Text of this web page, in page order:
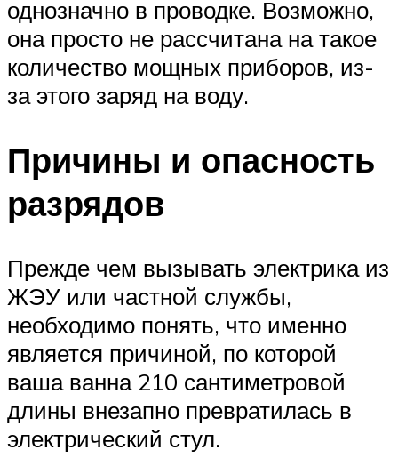
однозначно в проводке. Возможно,
она просто не рассчитана на такое
количество мощных приборов, из-
за этого заряд на воду.
Причины и опасность
разрядов
Прежде чем вызывать электрика из
ЖЭУ или частной службы,
необходимо понять, что именно
является причиной, по которой
ваша ванна 210 сантиметровой
длины внезапно превратилась в
электрический стул.